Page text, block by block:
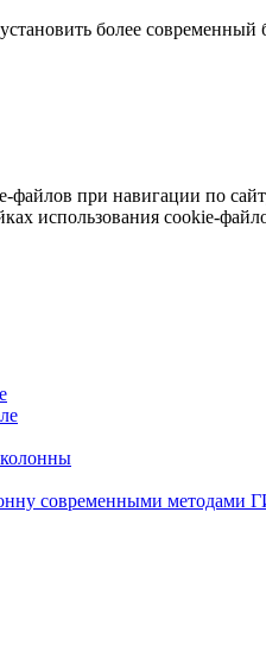
более современный
при навигации по
использования cookie-
современными методами